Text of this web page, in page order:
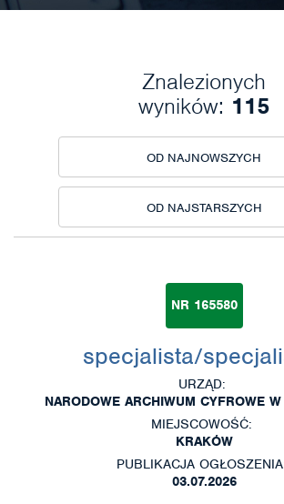
Znalezionych
wyników: 115
OD NAJNOWSZYCH
OD NAJSTARSZYCH
NR 165580
specjalista/
URZĄD:
NARODOWE ARCHIWUM CYFROWE
MIEJSCOWOŚĆ:
KRAKÓW
PUBLIKACJA
03.07.2026